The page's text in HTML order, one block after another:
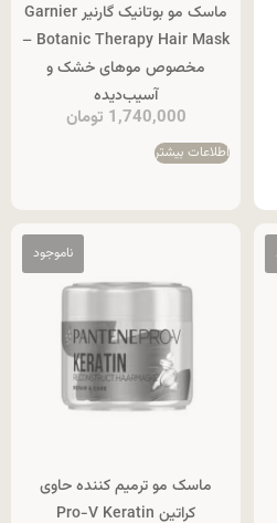
ماسک مو بوتانیک گارنیر Garnier
Botanic Therapy Hair Mask –
مخصوص موهای خشک و
آسیب‌دیده
1,740,000 تومان
اطلاعات بیشتر
ماسک مو ترمیم کننده حاوی
کراتین Pro-V Keratin